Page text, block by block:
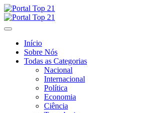
Skip
to
content
Início
Sobre Nós
Todas as Categorias
Nacional
Internacional
Política
Economia
Ciência